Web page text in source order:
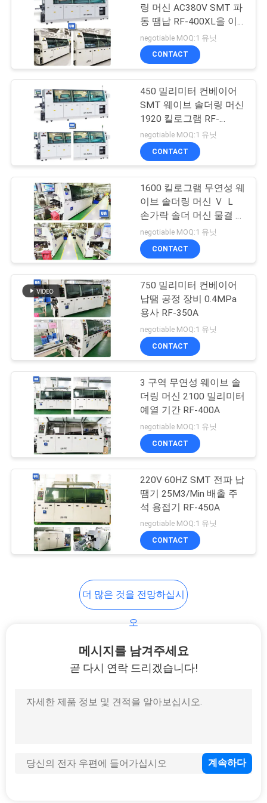
구
트
PRIVACY
POLICY
선택적인 납땜 기계
PCB 로더 언로더
PCB 컨베이어
45
SMT 생산 라인
PCB 팔레트
KIC 연 프로파일러
링 머신 AC380V SMT 파
동 땜납 RF-400XL을 이
끕니다
negotiable MOQ:1 유닛
CONTACT
450 밀리미터 컨베이어
SMT 웨이브 솔더링 머신
1920 킬로그램 RF-
450XL
negotiable MOQ:1 유닛
CONTACT
1600 킬로그램 무연성 웨
이브 솔더링 머신 Ｖ Ｌ
손가락 솔더 머신 물결 용
접 RF-350B
negotiable MOQ:1 유닛
CONTACT
750 밀리미터 컨베이어
납땜 공정 장비 0.4MPa
용사 RF-350A
negotiable MOQ:1 유닛
CONTACT
3 구역 무연성 웨이브 솔
더링 머신 2100 밀리미터
예열 기간 RF-400A
negotiable MOQ:1 유닛
CONTACT
220V 60HZ SMT 전파 납
땜기 25M3/Min 배출 주
석 용접기 RF-450A
negotiable MOQ:1 유닛
CONTACT
더 많은 것을 전망하십시
오
메시지를 남겨주세요
곧 다시 연락 드리겠습니다!